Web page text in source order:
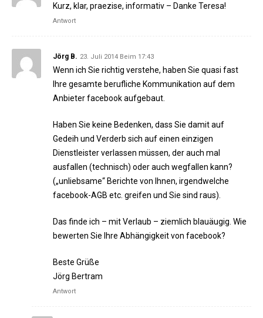
Kurz, klar, praezise, informativ – Danke Teresa!
Antwort
Jörg B. 23. Juli 2014 Beim 17:43
Wenn ich Sie richtig verstehe, haben Sie quasi fast
Ihre gesamte berufliche Kommunikation auf dem
Anbieter facebook aufgebaut.
Haben Sie keine Bedenken, dass Sie damit auf
Gedeih und Verderb sich auf einen einzigen
Dienstleister verlassen müssen, der auch mal
ausfallen (technisch) oder auch wegfallen kann?
(„unliebsame“ Berichte von Ihnen, irgendwelche
facebook-AGB etc. greifen und Sie sind raus).
Das finde ich – mit Verlaub – ziemlich blauäugig. Wie
bewerten Sie Ihre Abhängigkeit von facebook?
Beste Grüße
Jörg Bertram
Antwort